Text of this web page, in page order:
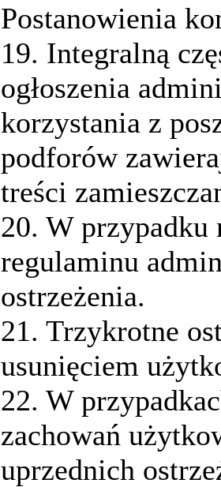
Postanowienia
19. Integralną
ogłoszenia
korzystania z
podforów
treści
20. W przypadku
regulaminu
ostrzeżenia.
21. Trzykrotne
usunięciem
22. W
zachowań
uprzednich